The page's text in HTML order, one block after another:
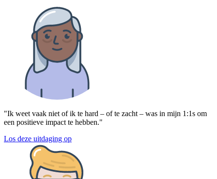
"Ik weet vaak niet of ik te hard – of te zacht – was in mijn 1:1s om
een positieve impact te hebben."
Los deze uitdaging op